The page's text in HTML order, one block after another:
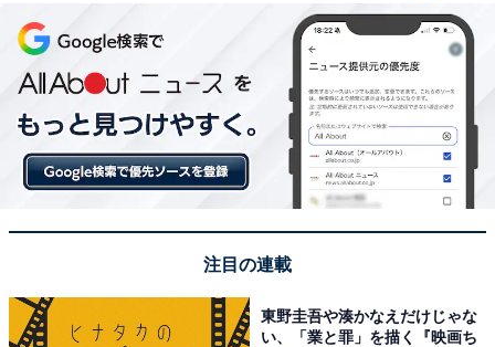
W杯前年の受賞者はC・ロナウドだった。“バドンロール
の呪い”が今回も生きているなら、彼がキャプテンを務め
るポルトガルは、優勝できないということになるが……
バロンドールとＷ杯の優勝国には、あまり触れられてい
ない共通点がもうひとつある。受賞対象が全世界の選手
に広がった95年以降を見ると、97年のジダン（フラン
ス）と09年のシャビ（スペイン）が、バロンドールの得
票数3位で翌年のW杯に優勝している。ジンクスと呼べる
ほどのものではないが、頭の片隅に置いておくといいか
注目の連載
東野圭吾や湊かなえだけじゃな
い、「業と罪」を描く『映画ち